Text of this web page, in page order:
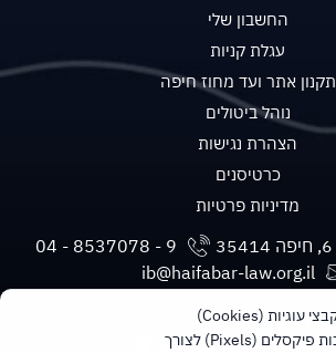
החשבון שלי
עגלת קניות
תקנון אתר ועד מחוז חיפה
נוהל ביטולים
הצהרת נגישות
כרטיסנים
מדיניות פרטיות
ib@haifabar-law.org.il
אתר זה עושה שימוש בקבצי עוגיות (Cookies)
ובטכנולוגיות דומות, לרבות פיקסלים (Pixels) לצורך